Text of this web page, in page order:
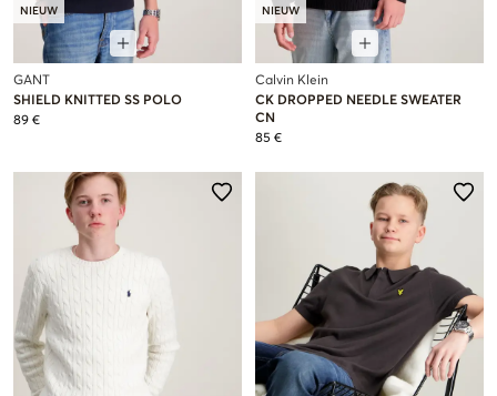
NIEUW
GANT
SHIELD KNITTED SS POLO
89 €
NIEUW
Calvin Klein
CK DROPPED NEEDLE SWEATER
CN
85 €